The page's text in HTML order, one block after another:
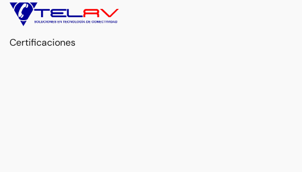
Certificaciones